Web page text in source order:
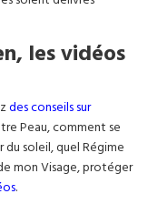
les vidéos
des conseils sur
Peau, comment se
soleil, quel Régime
mon Visage, protéger
.